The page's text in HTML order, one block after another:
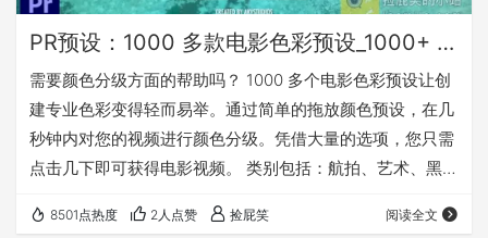
PR预设：1000 多款电影色彩预设_1000+ Cinematic Color Presets
需要颜色分级方面的帮助吗？ 1000 多个电影色彩预设让创
建专业色彩变得轻而易举。通过简单的拖放颜色预设，在几
秒钟内对您的视频进行颜色分级。凭借大量的选项，您只需
点击几下即可获得电影视频。 类别包括：航拍、艺术、黑
肤、旅行、独特、城市色彩、VHS 视频、复古视频、
8501点热度 2人点赞 捡屁笑 阅读全文